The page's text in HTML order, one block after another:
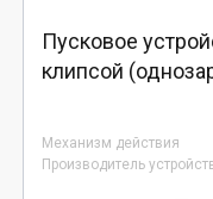
Пусковое
клипсой
Механизм действия
Производитель